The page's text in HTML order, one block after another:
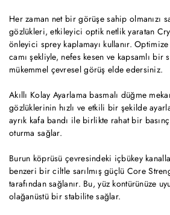
Her zaman net bir görüşe sahip olmanızı
gözlükleri, etkileyici optik netlik yaratan
önleyici sprey kaplamayı kullanır.
camı şekliyle, nefes kesen ve kapsamlı bir
mükemmel çevresel görüş elde edersiniz.
Akıllı Kolay Ayarlama basmalı düğme
gözlüklerinin hızlı ve etkili bir şekilde
ayrık kafa bandı ile birlikte rahat bir
oturma sağlar.
Burun köprüsü çevresindeki içbükey
benzeri bir ciltle sarılmış güçlü Core
tarafından sağlanır. Bu, yüz kontürünüze
olağanüstü bir stabilite sağlar.